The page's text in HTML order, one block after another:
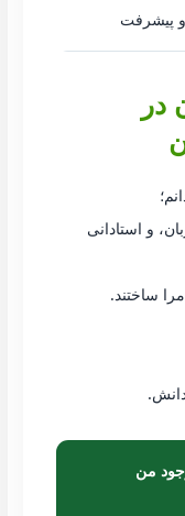
پیشرفت
در
و استادانی
ساختند.
من